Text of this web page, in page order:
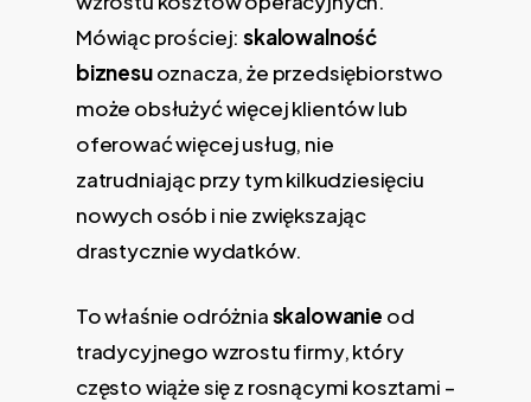
Mówiąc prościej:skalowalność
biznesuoznacza, że przedsiębiorstwo
może obsłużyć więcej klientów lub
oferować więcej usług, nie
zatrudniając przy tym kilkudziesięciu
nowych osób i nie zwiększając
drastycznie wydatków.
To właśnie odróżniaskalowanie od
tradycyjnego wzrostu firmy, który
często wiąże się z rosnącymi kosztami –